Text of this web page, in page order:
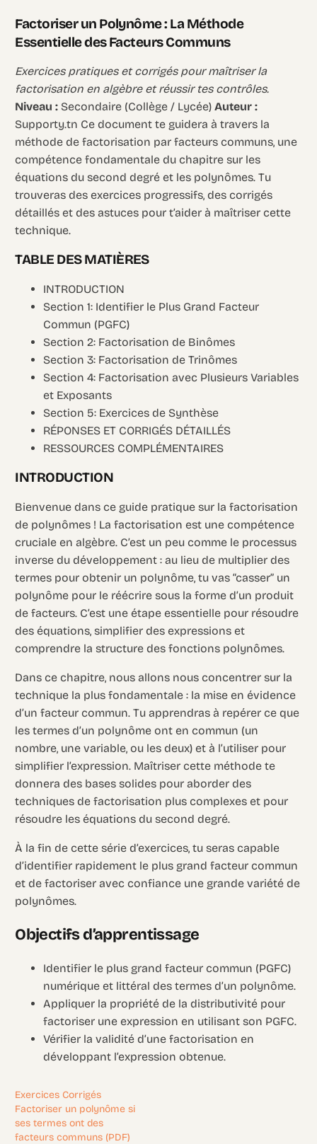
Factoriser un Polynôme : La Méthode
Essentielle des Facteurs Communs
Exercices pratiques et corrigés pour maîtriser la
factorisation en algèbre et réussir tes contrôles.
Niveau : Secondaire (Collège / Lycée)Auteur :
Supporty.tn Ce document te guidera à travers la
méthode de factorisation par facteurs communs, une
compétence fondamentale du chapitre sur les
équations du second degré et les polynômes. Tu
trouveras des exercices progressifs, des corrigés
détaillés et des astuces pour t’aider à maîtriser cette
technique.
TABLE DES MATIÈRES
INTRODUCTION
Section 1: Identifier le Plus Grand Facteur
Commun (PGFC)
Section 2: Factorisation de Binômes
Section 3: Factorisation de Trinômes
Section 4: Factorisation avec Plusieurs Variables
et Exposants
Section 5: Exercices de Synthèse
RÉPONSES ET CORRIGÉS DÉTAILLÉS
RESSOURCES COMPLÉMENTAIRES
INTRODUCTION
Bienvenue dans ce guide pratique sur la factorisation
de polynômes ! La factorisation est une compétence
cruciale en algèbre. C’est un peu comme le processus
inverse du développement : au lieu de multiplier des
termes pour obtenir un polynôme, tu vas “casser” un
polynôme pour le réécrire sous la forme d’un produit
de facteurs. C’est une étape essentielle pour résoudre
des équations, simplifier des expressions et
comprendre la structure des fonctions polynômes.
Dans ce chapitre, nous allons nous concentrer sur la
technique la plus fondamentale : la mise en évidence
d’un facteur commun. Tu apprendras à repérer ce que
les termes d’un polynôme ont en commun (un
nombre, une variable, ou les deux) et à l’utiliser pour
simplifier l’expression. Maîtriser cette méthode te
donnera des bases solides pour aborder des
techniques de factorisation plus complexes et pour
résoudre les équations du second degré.
À la fin de cette série d’exercices, tu seras capable
d’identifier rapidement le plus grand facteur commun
et de factoriser avec confiance une grande variété de
polynômes.
Objectifs d’apprentissage
Identifier le plus grand facteur commun (PGFC)
numérique et littéral des termes d’un polynôme.
Appliquer la propriété de la distributivité pour
factoriser une expression en utilisant son PGFC.
Vérifier la validité d’une factorisation en
développant l’expression obtenue.
Exercices Corrigés
Factoriser un polynôme si
ses termes ont des
facteurs communs (PDF)